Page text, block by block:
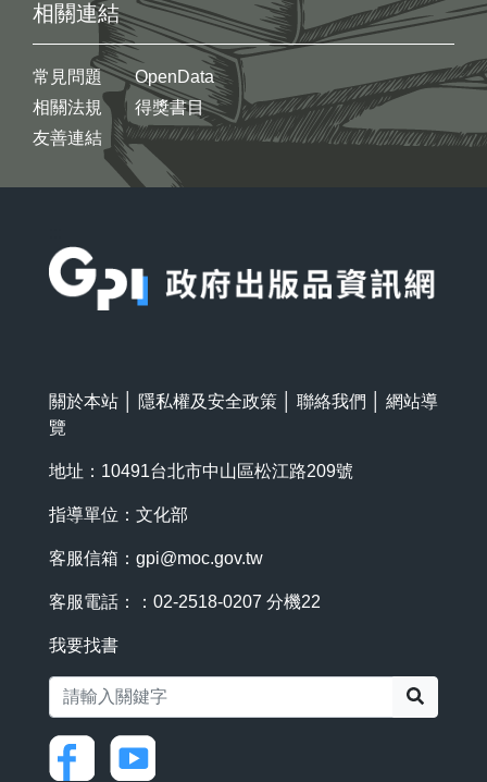
相關連結
常見問題
相關法規
友善連結
OpenData
得獎書目
關於本站 隱私權及安全政策 聯絡我們
網站導
覽
地址：10491台北市中山區松江路209號
指導單位：文化部
客服信箱： gpi@moc.gov.tw
客服電話：：02-2518-0207 分機22
我要找書